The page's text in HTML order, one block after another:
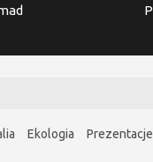
Ekologia Prezentacje